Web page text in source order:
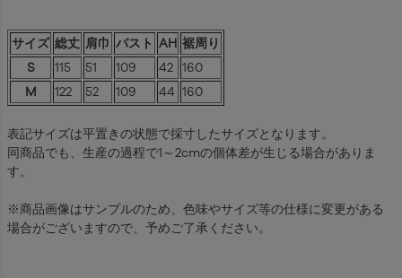
サイズ 総丈 肩巾 バスト AH 裾周り
S
115 51 109 42
160
M
122 52 109 44 160
表記サイズは平置きの状態で採寸したサイズとなります。
同商品でも、生産の過程で1～2cmの個体差が生じる場合がありま
す。
※商品画像はサンプルのため、色味やサイズ等の仕様に変更がある
場合がございますので、予めご了承ください。